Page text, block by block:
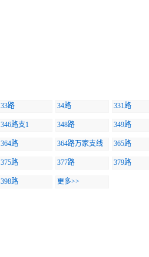
33路 34路 331路
346路支1 348路 349路
364路 364路万家支线 365路
375路 377路 379路
398路 更多>>